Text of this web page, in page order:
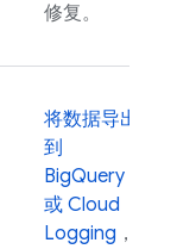
修复。
将数据导出
到
BigQuery
或 Cloud
Logging ，